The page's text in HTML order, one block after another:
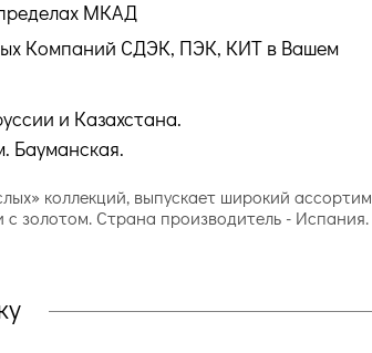
МКАД
Компаний СДЭК, ПЭК, КИТ в Вашем
и Казахстана.
Бауманская.
коллекций, выпускает широкий
золотом. Страна производитель -